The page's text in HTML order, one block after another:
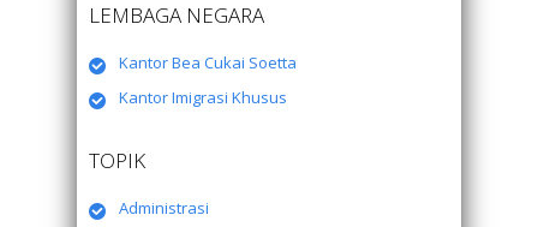
LEMBAGA NEGARA
Kantor Bea Cukai Soetta
Kantor Imigrasi Khusus
TOPIK
Administrasi